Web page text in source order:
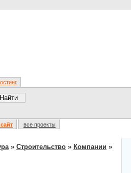
все проекты
» Строительство » Компании »